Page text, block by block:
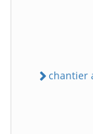
chantier